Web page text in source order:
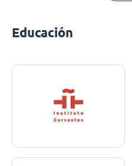
Educación